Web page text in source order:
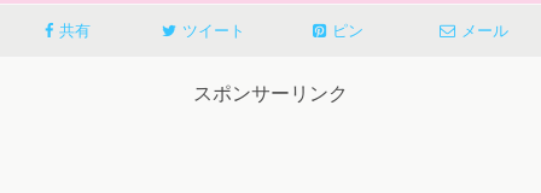
共有 ツイート ピン メール
スポンサーリンク